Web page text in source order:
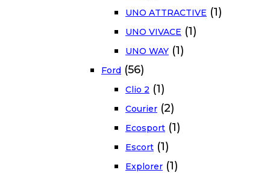
UNO ATTRACTIVE (1)
UNO VIVACE (1)
UNO WAY (1)
Ford (56)
Clio 2 (1)
Courier (2)
Ecosport (1)
Escort (1)
Explorer (1)